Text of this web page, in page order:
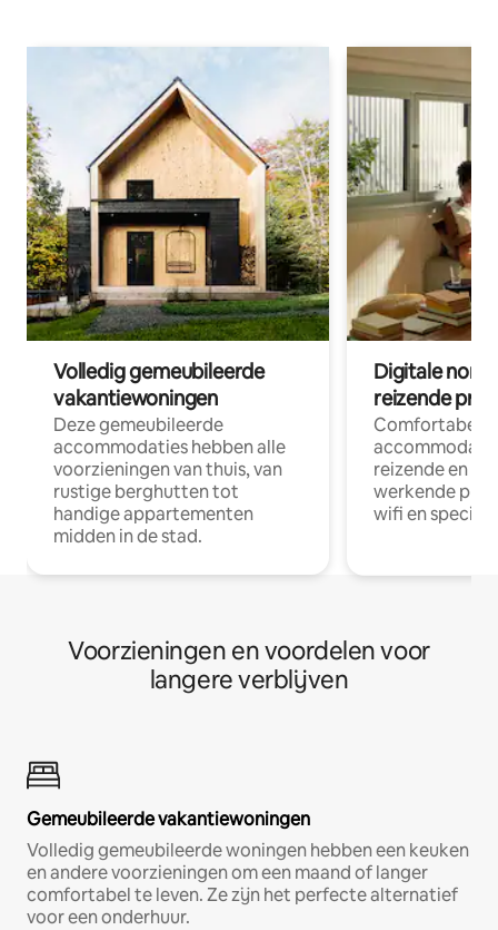
Volledig gemeubileerde
vakantiewoningen
Deze gemeubileerde
accommodaties hebben alle
voorzieningen van thuis, van
rustige berghutten tot
handige appartementen
midden in de stad.
Digitale
reizende
Comfortabele
reizende en
werkende
wifi en
Voorzieningen en voordelen voor
langere verblijven
Gemeubileerde vakantiewoningen
Volledig gemeubileerde woningen hebben een keuken
en andere voorzieningen om een maand of langer
comfortabel te leven. Ze zijn het perfecte alternatief
voor een onderhuur.